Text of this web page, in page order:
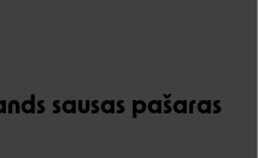
sausas pašaras